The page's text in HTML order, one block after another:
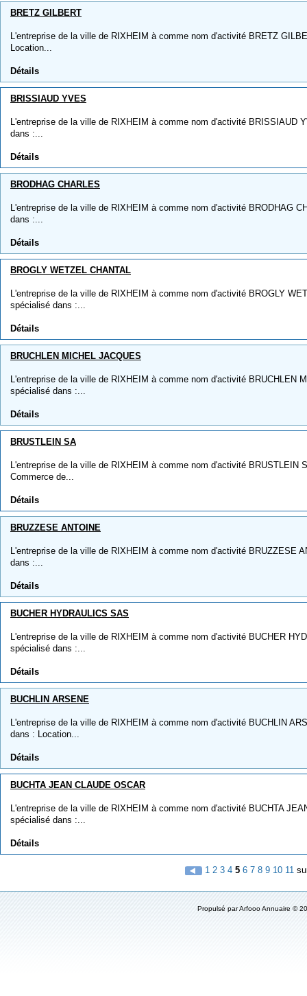
BRETZ GILBERT
L'entreprise de la ville de RIXHEIM à comme nom d'activité BRETZ
Location...
Détails
BRISSIAUD YVES
L'entreprise de la ville de RIXHEIM à comme nom d'activité BRISSIAUD
dans :...
Détails
BRODHAG CHARLES
L'entreprise de la ville de RIXHEIM à comme nom d'activité BRODHAG
dans :...
Détails
BROGLY WETZEL CHANTAL
L'entreprise de la ville de RIXHEIM à comme nom d'activité BROGLY
spécialisé dans :...
Détails
BRUCHLEN MICHEL JACQUES
L'entreprise de la ville de RIXHEIM à comme nom d'activité BRUCHLEN
spécialisé dans :...
Détails
BRUSTLEIN SA
L'entreprise de la ville de RIXHEIM à comme nom d'activité BRUSTLEIN
Commerce de...
Détails
BRUZZESE ANTOINE
L'entreprise de la ville de RIXHEIM à comme nom d'activité BRUZZESE
dans :...
Détails
BUCHER HYDRAULICS SAS
L'entreprise de la ville de RIXHEIM à comme nom d'activité BUCHER
spécialisé dans :...
Détails
BUCHLIN ARSENE
L'entreprise de la ville de RIXHEIM à comme nom d'activité BUCHLIN
dans : Location...
Détails
BUCHTA JEAN CLAUDE OSCAR
L'entreprise de la ville de RIXHEIM à comme nom d'activité BUCHTA
spécialisé dans :...
Détails
1 2 3 4 5 6 7 8 9 10 11
Propulsé parArfooo Annuaire ©